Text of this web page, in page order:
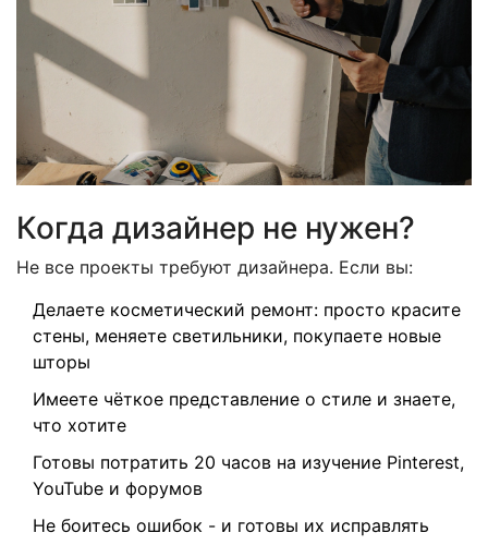
Когда дизайнер не нужен?
Не все проекты требуют дизайнера. Если вы:
Делаете косметический ремонт: просто красите
стены, меняете светильники, покупаете новые
шторы
Имеете чёткое представление о стиле и знаете,
что хотите
Готовы потратить 20 часов на изучение Pinterest,
YouTube и форумов
Не боитесь ошибок - и готовы их исправлять